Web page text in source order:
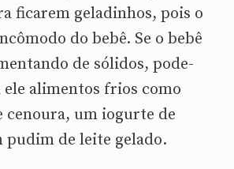
ficarem geladinhos, pois o
do bebê. Se o bebê
de sólidos, pode-
ele alimentos frios como
cenoura, um iogurte de
pudim de leite gelado.